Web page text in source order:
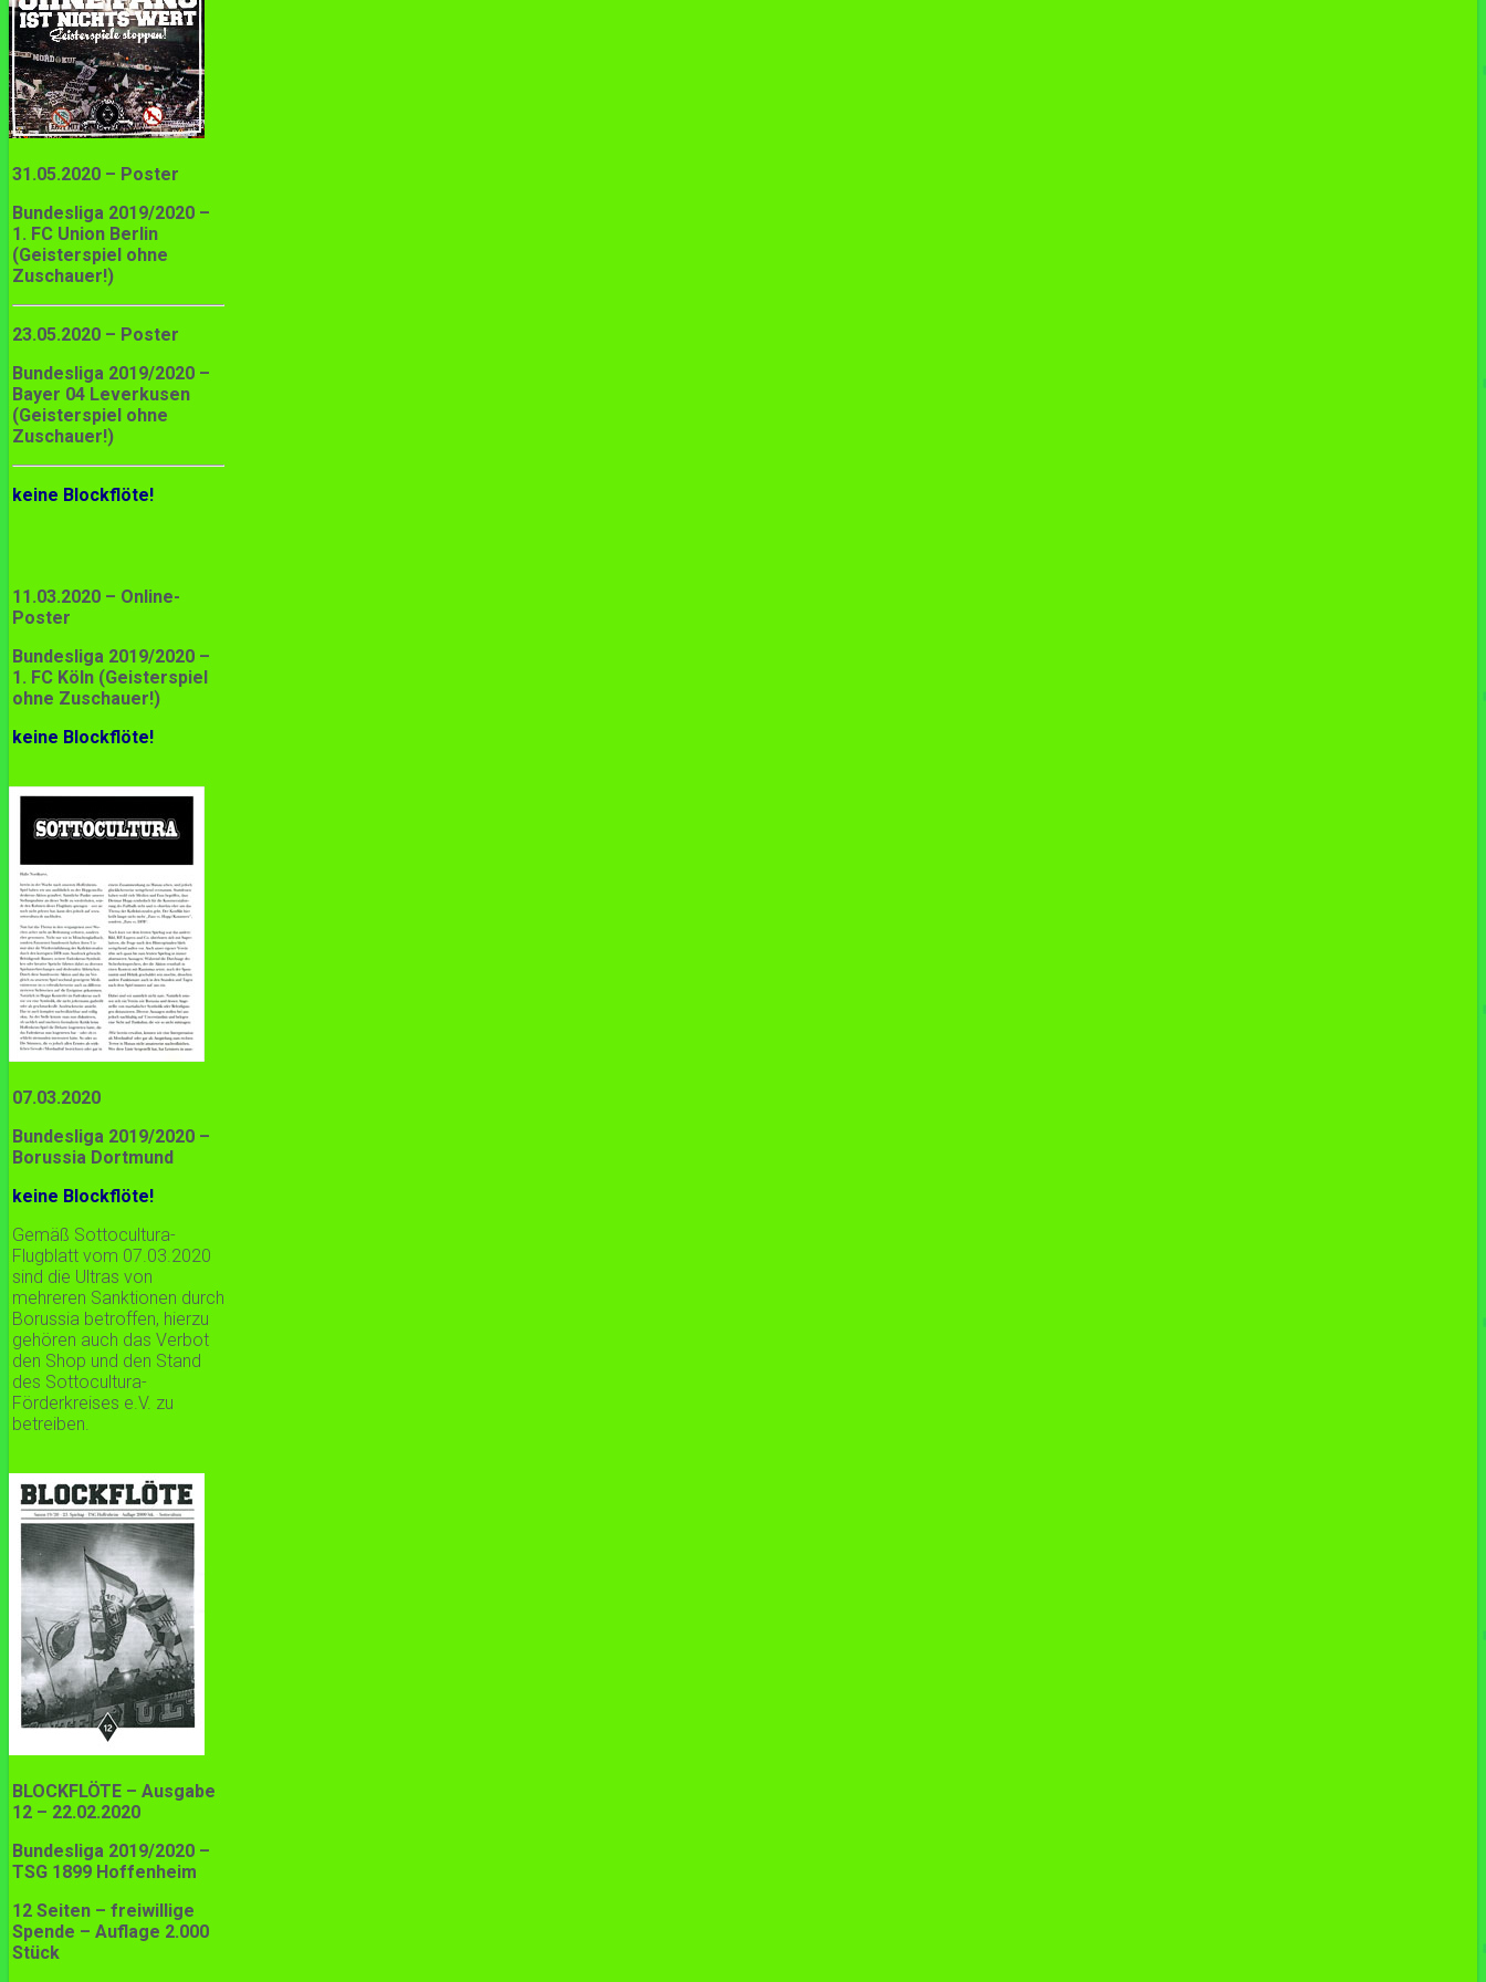
31.05.2020 – Poster
Bundesliga 2019/2020 –
1. FC Union Berlin
(Geisterspiel ohne
Zuschauer!)
23.05.2020 – Poster
Bundesliga 2019/2020 –
Bayer 04 Leverkusen
(Geisterspiel ohne
Zuschauer!)
keine Blockflöte!
11.03.2020 – Online-
Poster
Bundesliga 2019/2020 –
1. FC Köln (Geisterspiel
ohne Zuschauer!)
keine Blockflöte!
07.03.2020
Bundesliga 2019/2020 –
Borussia Dortmund
keine Blockflöte!
Gemäß Sottocultura-
Flugblatt vom 07.03.2020
sind die Ultras von
mehreren Sanktionen durch
Borussia betroffen, hierzu
gehören auch das Verbot
den Shop und den Stand
des Sottocultura-
Förderkreises e.V. zu
betreiben.
BLOCKFLÖTE – Ausgabe
12 – 22.02.2020
Bundesliga 2019/2020 –
TSG 1899 Hoffenheim
12 Seiten – freiwillige
Spende – Auflage 2.000
Stück